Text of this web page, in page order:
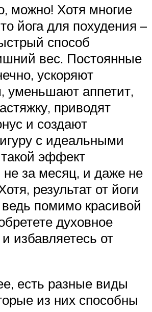
можно! Хотя многие
йога для похудения –
способ
вес. Постоянные
ускоряют
уменьшают аппетит,
приводят
и создают
с идеальными
эффект
не за месяц, и даже не
результат от йоги
ведь помимо красивой
духовное
избавляетесь от
есть разные виды
из них способны